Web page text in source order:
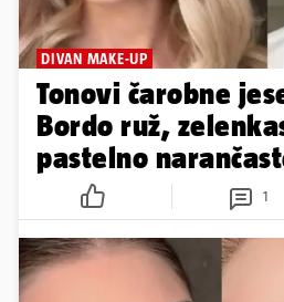
DIVAN MAKE-UP
Tonovi čarobne
Bordo ruž,
pastelno
1